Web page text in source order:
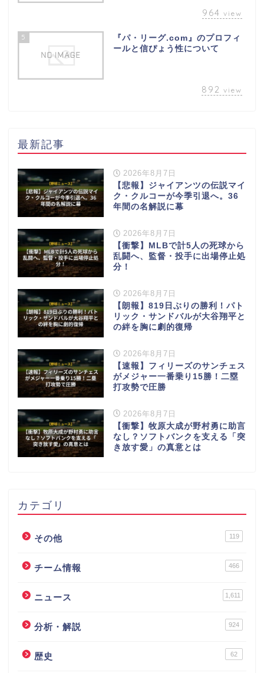
964 view
5
『パ・リーグ.com』のプロフィ
ールと信ぴょう性について
892 view
最新記事
2026年8月7日
【悲報】ジャイアンツの伝説マイ
ク・クルコーが今季引退へ。36
年間の名解説に幕
2026年8月7日
【衝撃】MLBで計5人の死球から
乱闘へ、監督・投手に出場停止処
分！
2026年8月7日
【朗報】819日ぶりの勝利！パト
リック・サンドバルが大谷翔平と
の絆を胸に劇的復帰
2026年8月7日
【速報】フィリーズのサンチェス
がメジャー一番乗り15勝！二塁
打攻勢で圧勝
2026年8月7日
【衝撃】牧原大成が野村勇に助言
なし？ソフトバンクを支える「突
き放す愛」の真意とは
カテゴリ
その他 119
チーム情報 466
ニュース 1,611
分析・解説 924
歴史 62